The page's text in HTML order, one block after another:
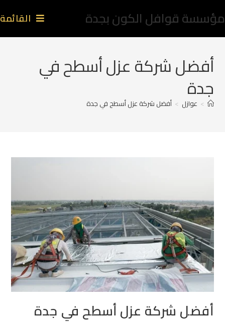
مؤسسة قوافل الكون بجدة القائمة
أفضل شركة عزل أسطح في
جدة
> عوازل > أفضل شركة عزل أسطح في جدة
أفضل شركة عزل أسطح في جدة